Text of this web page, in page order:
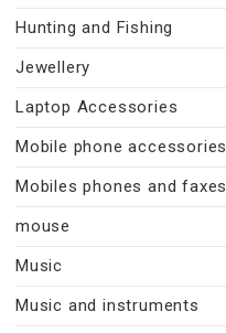
Hunting and Fishing
Jewellery
Laptop Accessories
Mobile phone accessories
Mobiles phones and faxes
mouse
Music
Music and instruments